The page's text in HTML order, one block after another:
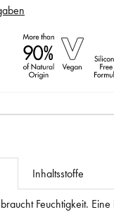
Inhaltsstoffe
Feuchtigkeit.